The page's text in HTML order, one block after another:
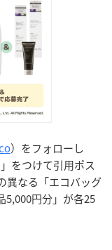
）をフォローし
をつけて引用ポス
異なる「エコバッグ
5,000円分」が各25